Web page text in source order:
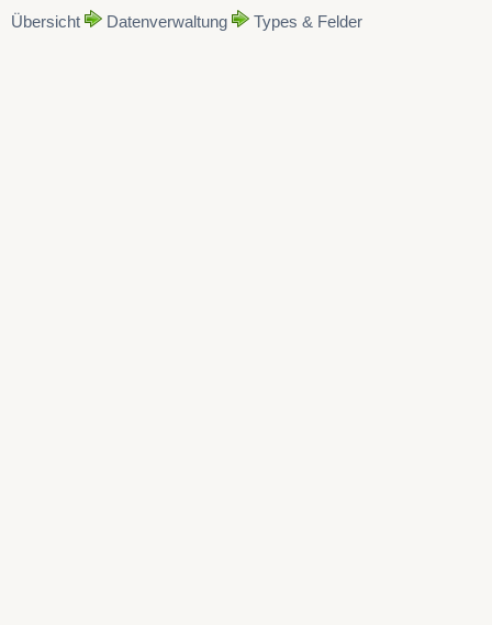
Übersicht Datenverwaltung Types & Felder